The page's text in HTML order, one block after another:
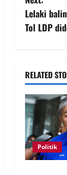
Lelaki
Tol LDP
RELATED
Politik